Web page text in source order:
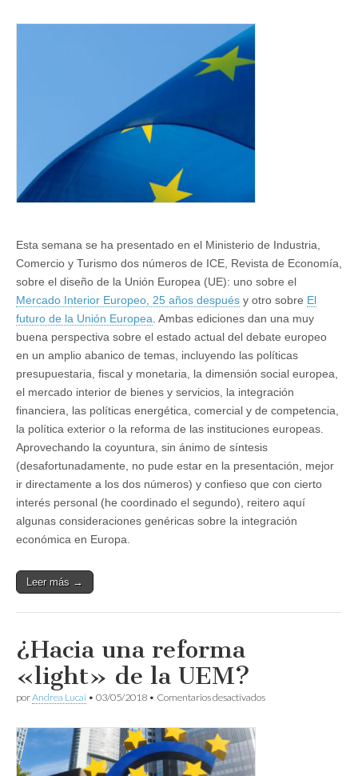
Esta semana se ha presentado en el Ministerio de Industria,
Comercio y Turismo dos números de ICE, Revista de Economía,
sobre el diseño de la Unión Europea (UE): uno sobre el
Mercado Interior Europeo, 25 años después y otro sobre El
futuro de la Unión Europea . Ambas ediciones dan una muy
buena perspectiva sobre el estado actual del debate europeo
en un amplio abanico de temas, incluyendo las políticas
presupuestaria, fiscal y monetaria, la dimensión social europea,
el mercado interior de bienes y servicios, la integración
financiera, las políticas energética, comercial y de competencia,
la política exterior o la reforma de las instituciones europeas.
Aprovechando la coyuntura, sin ánimo de síntesis
(desafortunadamente, no pude estar en la presentación, mejor
ir directamente a los dos números) y confieso que con cierto
interés personal (he coordinado el segundo), reitero aquí
algunas consideraciones genéricas sobre la integración
económica en Europa.
Leer más →
¿Hacia una reforma
«light» de la UEM?
porAndrea Lucai • 03/05/2018 • Comentarios desactivadosen